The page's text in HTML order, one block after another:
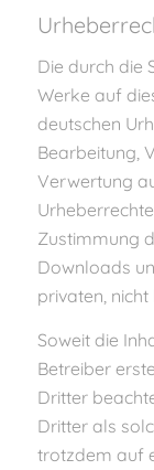
Die durch die
Werke auf
deutschen
Bearbeitung,
Verwertung
Zustimmung
Downloads
privaten,
Soweit die
Betreiber
Dritter
Dritter als
trotzdem auf